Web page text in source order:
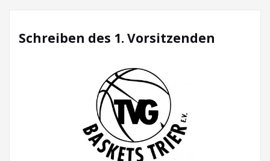
Schreiben des 1. Vorsitzenden